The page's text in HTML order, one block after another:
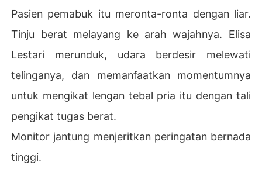
Pasien pemabuk itu meronta-ronta dengan liar.
Tinju berat melayang ke arah wajahnya. Elisa
Lestari merunduk, udara berdesir melewati
telinganya, dan memanfaatkan momentumnya
untuk mengikat lengan tebal pria itu dengan tali
pengikat tugas berat.
Monitor jantung menjeritkan peringatan bernada
tinggi.